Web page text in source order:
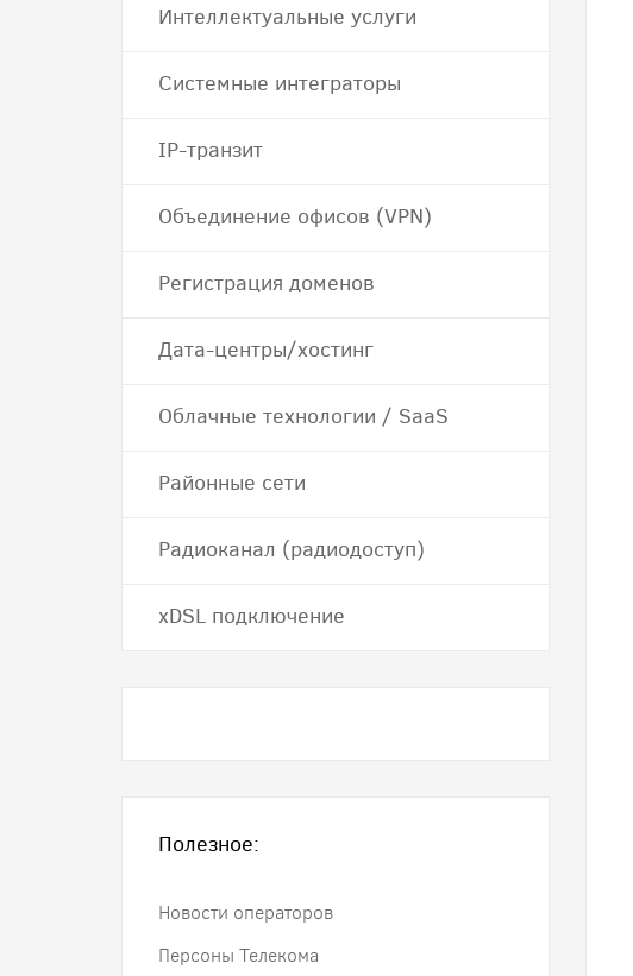
Интеллектуальные услуги
Системные интеграторы
IP-транзит
Объединение офисов (VPN)
Регистрация доменов
Дата-центры/хостинг
Облачные технологии / SaaS
Районные сети
Радиоканал (радиодоступ)
хDSL подключение
Полезное:
Новости операторов
Персоны Телекома